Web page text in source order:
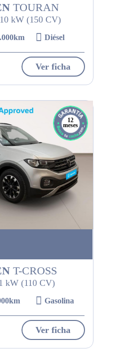
TOURAN
kW (150 CV)
Diésel
Ver ficha
12
meses
T-CROSS
kW (110 CV)
Gasolina
Ver ficha